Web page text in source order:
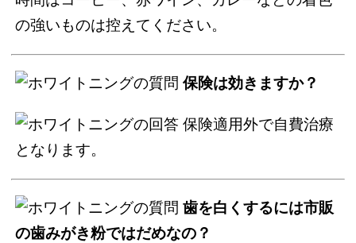
の強いものは控えてください。
保険は効きますか？
保険適用外で自費治療
となります。
歯を白くするには市販
の歯みがき粉ではだめなの？